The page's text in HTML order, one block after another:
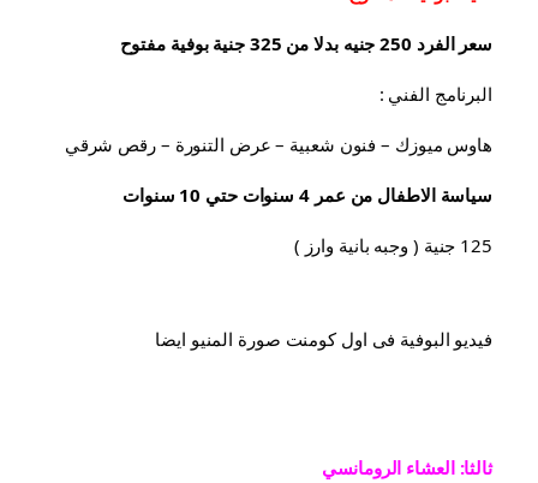
سعر الفرد 250 جنيه بدلا من 325 جنية بوفية مفتوح
البرنامج الفني :
هاوس ميوزك – فنون شعبية – عرض التنورة – رقص شرقي
سياسة الاطفال من عمر 4 سنوات حتي 10 سنوات
125 جنية ( وجبه بانية وارز )
فيديو البوفية فى اول كومنت صورة المنيو ايضا
ثالثا: العشاء الرومانسي